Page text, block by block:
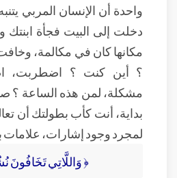
واحدة أن الإنسان المربي
دخلت إلى البيت فجأة
مكانها كان في مكالمة،
؟ أين كنت ؟ اضطربت،
مشكلة، لمن هذه الساعة ؟
بداية، أنت كأب بطولتك أن
لمجرد وجود إشارات،
﴿ وَاللَّاتِي تَخَافُونَ